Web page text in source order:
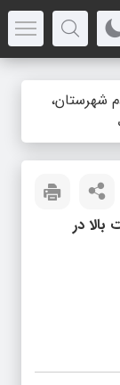
شهرستان،
در